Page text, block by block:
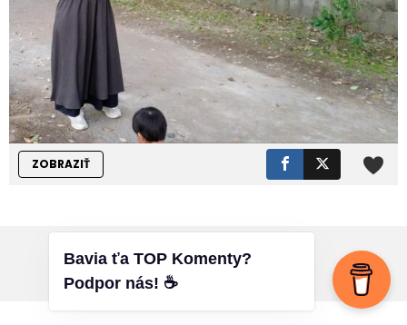
ZOBRAZIŤ
© 2024 Všetky práva vyhradené
Cookies
Bavia ťa TOP Komenty?
Podpor nás! ☕